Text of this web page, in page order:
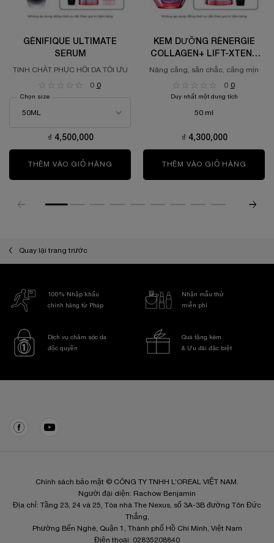
GÉNIFIQUE ULTIMATE
SERUM
TINH CHẤT PHỤC HỒI DA TỐI ƯU
0 0
Chọn size
₫ 4,500,000
THÊM VÀO GIỎ HÀNG GÉNIFIQUE ULTIMATE SERUM
KEM DƯỠNG RÉNERGIE
COLLAGEN+ LIFT-XTEND
CREAM
Nâng căng, săn chắc, căng mịn
0 0
Duy nhất một dung tích
50 ml
₫ 4,300,000
THÊM VÀO GIỎ HÀNG
Quay lại trang trước
100% Nhập khẩu
chính hãng từ Pháp
Nhận mẫu thử
miễn phí
Dịch vụ chăm sóc da
độc quyền
Quà tặng kèm
& Ưu đãi đặc biệt
Chính sách bảo mật © CÔNG TY TNHH L’OREAL VIỆT NAM.
Người đại diện: Rachow Benjamin
Địa chỉ: Tầng 23, 24 và 25, Tòa nhà The Nexus, số 3A-3B đường Tôn Đức
Thắng,
Phường Bến Nghé, Quận 1, Thành phố Hồ Chí Minh, Việt Nam
Điện thoại: 02835208840